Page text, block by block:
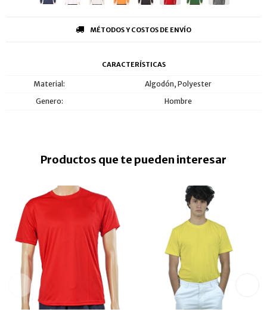
MÉTODOS Y COSTOS DE ENVÍO
CARACTERÍSTICAS
Material
Algodón, Polyester
Genero
Hombre
Productos que te pueden interesar